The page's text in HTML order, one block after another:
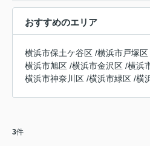
おすすめのエリア
横浜市保土ケ谷区 /横浜市戸塚区
横浜市旭区 /横浜市金沢区 /横浜
横浜市神奈川区 /横浜市緑区 /横
3件